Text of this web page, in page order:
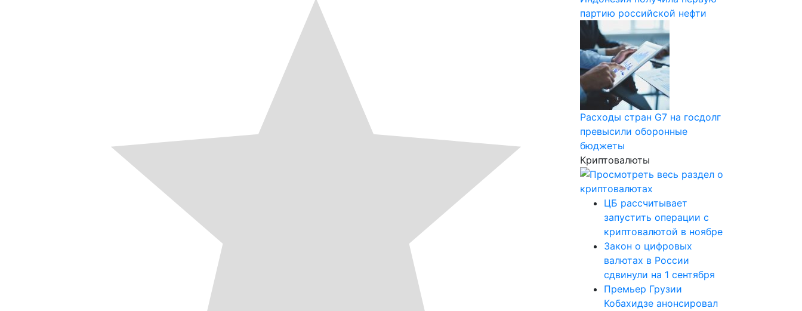
партию российской нефти
Расходы стран G7 на госдолг
превысили оборонные
бюджеты
Криптовалюты
ЦБ рассчитывает
запустить операции с
криптовалютой в ноябре
Закон о цифровых
валютах в России
сдвинули на 1 сентября
Премьер Грузии
Кобахидзе анонсировал